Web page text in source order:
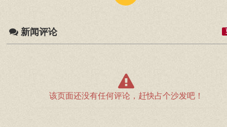
新闻评论
该页面还没有任何评论，赶快占个沙发吧！